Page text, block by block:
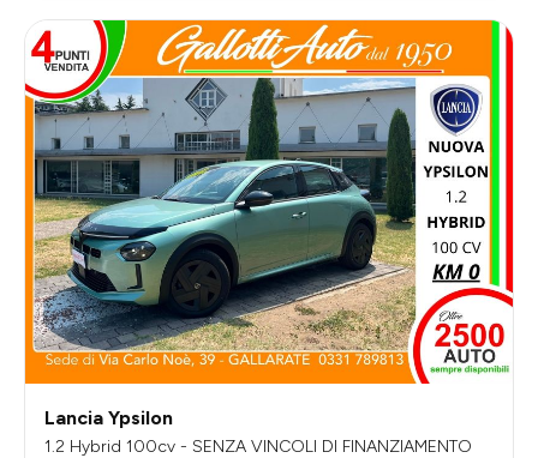
Lancia Ypsilon
1.2 Hybrid 100cv - SENZA VINCOLI DI FINANZIAMENTO